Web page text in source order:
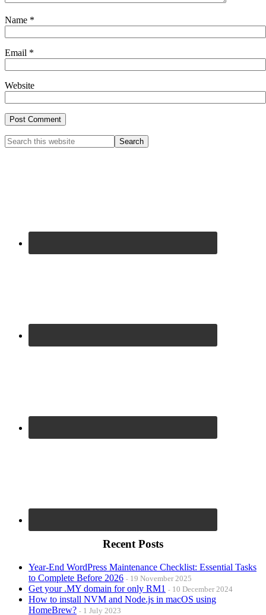
Name *
Email *
Website
Primary
Search
this
Recent Posts
Year-End WordPress Maintenance Checklist: Essential Tasks
to Complete Before 2026
19 November 2025
Get your .MY domain for only RM1 10 December 2024
How to install NVM and Node.js in macOS using
HomeBrew?
1 July 2023